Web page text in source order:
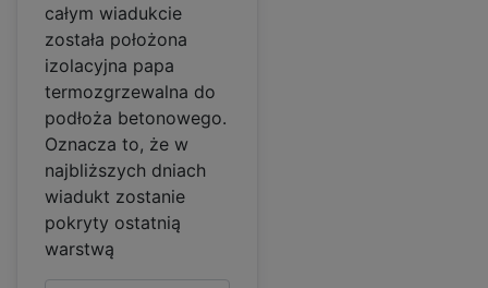
całym wiadukcie
została położona
izolacyjna papa
termozgrzewalna do
podłoża betonowego.
Oznacza to, że w
najbliższych dniach
wiadukt zostanie
pokryty ostatnią
warstwą